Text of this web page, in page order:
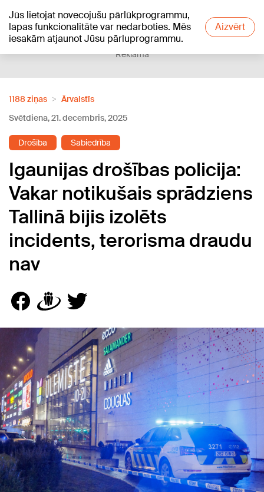
Jūs lietojat novecojušu pārlūkprogrammu,
lapas funkcionalitāte var nedarboties. Mēs
iesakām atjaunot Jūsu pārluprogrammu.
Aizvērt
+19°C
Reklāma
1188 ziņas
Ārvalstīs
Svētdiena, 21. decembris, 2025
Drošība Sabiedrība
Igaunijas drošības policija:
Vakar notikušais sprādziens
Tallinā bijis izolēts
incidents, terorisma draudu
nav